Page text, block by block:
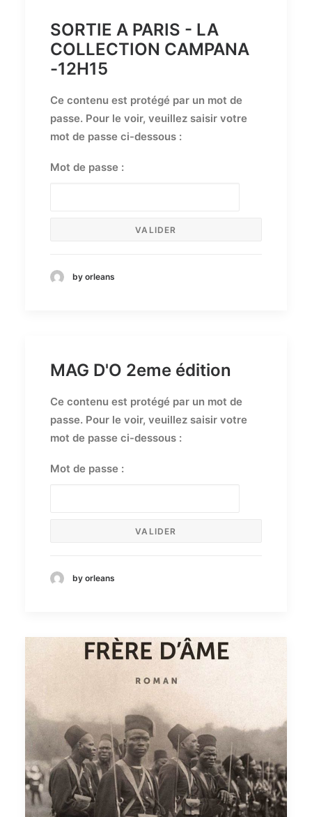
SORTIE A PARIS - LA
COLLECTION CAMPANA
-12H15
Ce contenu est protégé par un mot de
passe. Pour le voir, veuillez saisir votre
mot de passe ci-dessous :
Mot de passe :
by orleans
MAG D'O 2eme édition
Ce contenu est protégé par un mot de
passe. Pour le voir, veuillez saisir votre
mot de passe ci-dessous :
Mot de passe :
by orleans